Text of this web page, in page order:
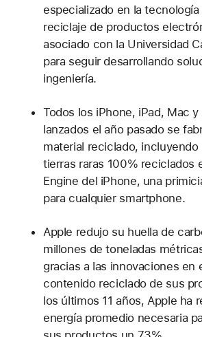
especializado en la
reciclaje de productos
asociado con la Universidad
para seguir desarrollando
ingeniería.
Todos los iPhone, iPad, Mac
lanzados el año pasado se
material reciclado,
tierras raras 100% reciclados
Engine del iPhone, una
para cualquier smartphone.
Apple redujo su huella de
millones de toneladas
gracias a las innovaciones en
contenido reciclado de sus
los últimos 11 años, Apple ha
energía promedio necesaria